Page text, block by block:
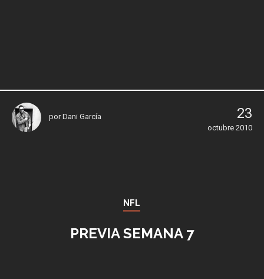
porDani García 23
octubre 2010
NFL
PREVIA SEMANA 7